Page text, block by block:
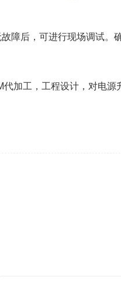
障后，可进行现场调试。
代加工，工程设计，对电源